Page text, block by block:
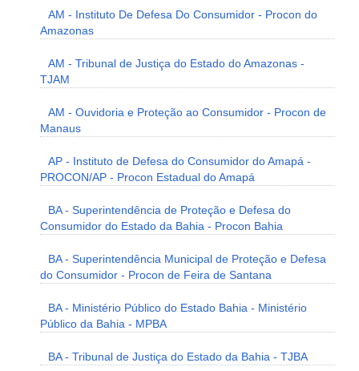
AM - Instituto De Defesa Do Consumidor - Procon do
Amazonas
AM - Tribunal de Justiça do Estado do Amazonas -
TJAM
AM - Ouvidoria e Proteção ao Consumidor - Procon de
Manaus
AP - Instituto de Defesa do Consumidor do Amapá -
PROCON/AP - Procon Estadual do Amapá
BA - Superintendência de Proteção e Defesa do
Consumidor do Estado da Bahia - Procon Bahia
BA - Superintendência Municipal de Proteção e Defesa
do Consumidor - Procon de Feira de Santana
BA - Ministério Público do Estado Bahia - Ministério
Público da Bahia - MPBA
BA - Tribunal de Justiça do Estado da Bahia - TJBA